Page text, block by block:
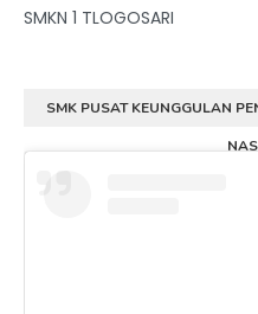
SMKN 1 TLOGOSARI
SMK PUSAT KEUNGGULAN